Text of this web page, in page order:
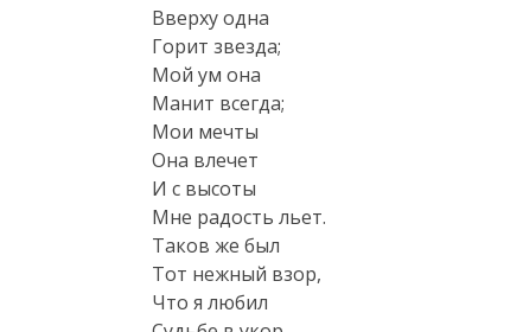
Текст произведения
Вверху одна
Горит звезда;
Мой ум она
Манит всегда;
Мои мечты
Она влечет
И с высоты
Мне радость льет.
Таков же был
Тот нежный взор,
Что я любил